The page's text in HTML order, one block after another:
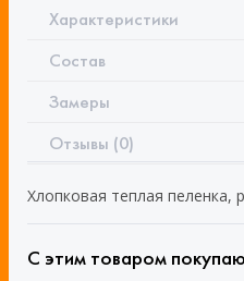
Характеристики
Состав
Замеры
Отзывы (0)
Хлопковая теплая пеленка,
С этим товаром